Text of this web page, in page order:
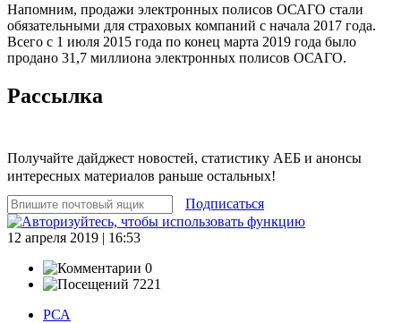
Напомним, продажи электронных полисов ОСАГО стали
обязательными для страховых компаний с начала 2017 года.
Всего с 1 июля 2015 года по конец марта 2019 года было
продано 31,7 миллиона электронных полисов ОСАГО.
Рассылка
Получайте дайджест новостей, статистику АЕБ и анонсы
интересных материалов раньше остальных!
Подписаться
12 апреля 2019 | 16:53
0
7221
РСА